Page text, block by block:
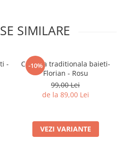
SIMILARE
-
-10%
Camasa traditionala baieti-
Florian - Rosu
99,00 Lei
de la 89,00 Lei
VEZI VARIANTE